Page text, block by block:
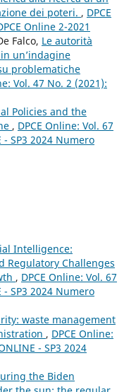
dei poteri. , DPCE
Online 2-2021
Falco, Le autorità
un’indagine
problematiche
Vol. 47 No. 2 (2021):
Policies and the
, DPCE Online: Vol. 67
- SP3 2024 Numero
Intelligence:
Regulatory Challenges
, DPCE Online: Vol. 67
- SP3 2024 Numero
waste management
, DPCE Online:
- SP3 2024
the Biden